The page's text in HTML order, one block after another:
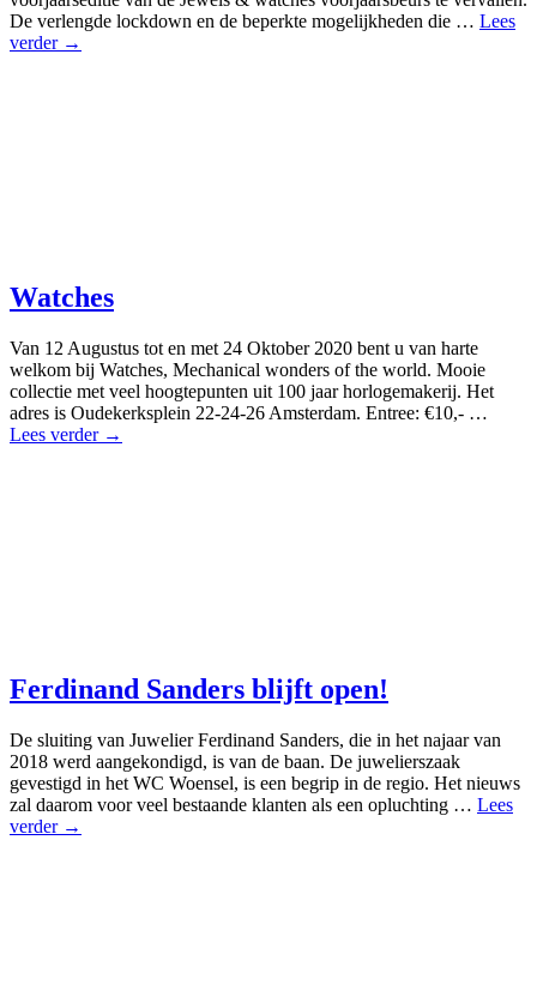
De verlengde lockdown en de beperkte mogelijkheden die … Lees
verder →
Watches
Van 12 Augustus tot en met 24 Oktober 2020 bent u van harte
welkom bij Watches, Mechanical wonders of the world. Mooie
collectie met veel hoogtepunten uit 100 jaar horlogemakerij. Het
adres is Oudekerksplein 22-24-26 Amsterdam. Entree: €10,- …
Lees verder →
Ferdinand Sanders blijft open!
De sluiting van Juwelier Ferdinand Sanders, die in het najaar van
2018 werd aangekondigd, is van de baan. De juwelierszaak
gevestigd in het WC Woensel, is een begrip in de regio. Het nieuws
zal daarom voor veel bestaande klanten als een opluchting … Lees
verder →